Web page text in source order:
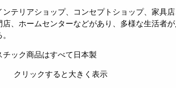
テリアショップ、コンセプトショップ、家具
店、ホームセンターなどがあり、多様な生活者
チック商品はすべて日本製
クリックすると大きく表示